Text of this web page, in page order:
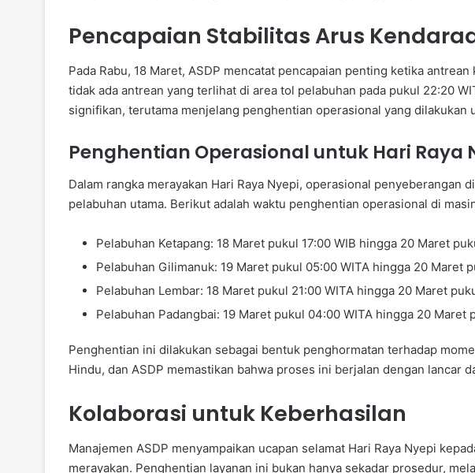
Pencapaian Stabilitas Arus
Pada Rabu, 18 Maret, ASDP mencatat pencapaian penting ketika
tidak ada antrean yang terlihat di area tol pelabuhan pada pukul 22:20
signifikan, terutama menjelang penghentian operasional yang dilakukan
Penghentian Operasional untuk Hari Raya
Dalam rangka merayakan Hari Raya Nyepi, operasional penyeberangan
pelabuhan utama. Berikut adalah waktu penghentian operasional di
Pelabuhan Ketapang: 18 Maret pukul 17:00 WIB hingga 20 Maret
Pelabuhan Gilimanuk: 19 Maret pukul 05:00 WITA hingga 20 Maret
Pelabuhan Lembar: 18 Maret pukul 21:00 WITA hingga 20 Maret
Pelabuhan Padangbai: 19 Maret pukul 04:00 WITA hingga 20 Maret
Penghentian ini dilakukan sebagai bentuk penghormatan terhadap
Hindu, dan ASDP memastikan bahwa proses ini berjalan dengan lancar
Kolaborasi untuk Keberhasilan
Manajemen ASDP menyampaikan ucapan selamat Hari Raya Nyepi
merayakan. Penghentian layanan ini bukan hanya sekadar prosedur,